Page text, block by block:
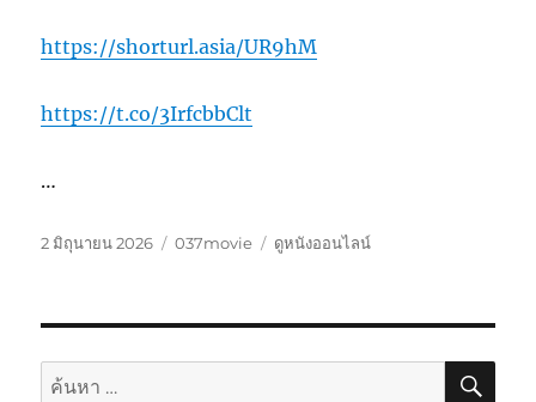
https://shorturl.asia/UR9hM
https://t.co/3IrfcbbClt
…
เขียน
2 มิถุนายน 2026
หมวด
037movie
ป้าย
ดูหนังออนไลน์
ค้นหา: ค้น